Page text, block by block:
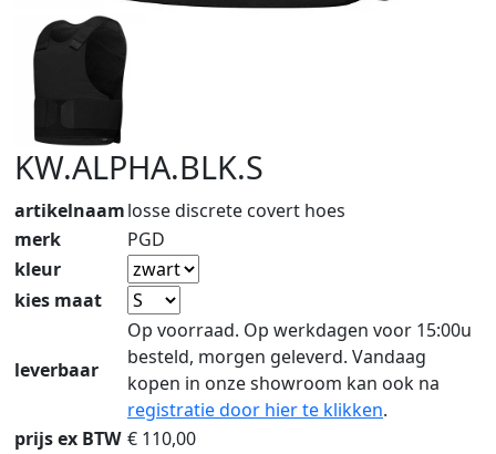
KW.ALPHA.BLK.S
artikelnaamlosse discrete covert hoes
merk
PGD
kleur
kies maat
leverbaar
Op voorraad. Op werkdagen voor 15:00u
besteld, morgen geleverd. Vandaag
kopen in onze showroom kan ook na
registratie door hier te klikken.
prijs ex BTW € 110,00